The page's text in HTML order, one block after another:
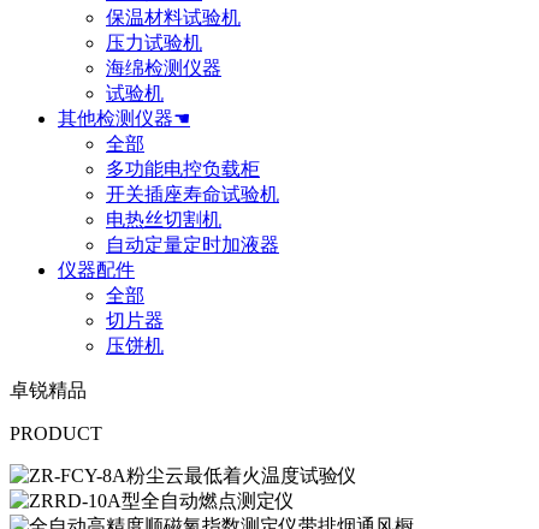
保温材料试验机
压力试验机
海绵检测仪器
试验机
其他检测仪器☚
全部
多功能电控负载柜
开关插座寿命试验机
电热丝切割机
自动定量定时加液器
仪器配件
全部
切片器
压饼机
卓锐精品
PRODUCT